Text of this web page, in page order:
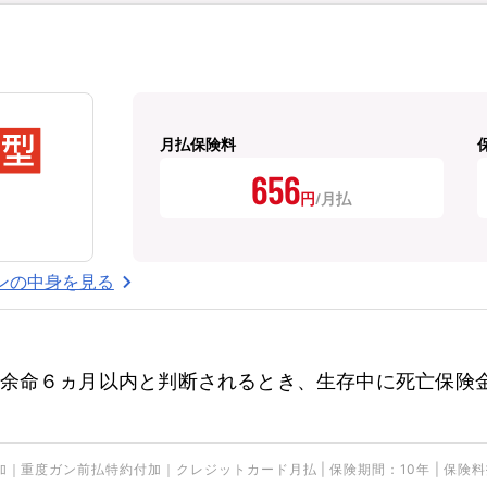
月払保険料
656円
の中身を見る
命６ヵ月以内と判断されるとき、生存中に死亡保険
重度ガン前払特約付加｜クレジットカード月払 | 保険期間：10年 | 保険